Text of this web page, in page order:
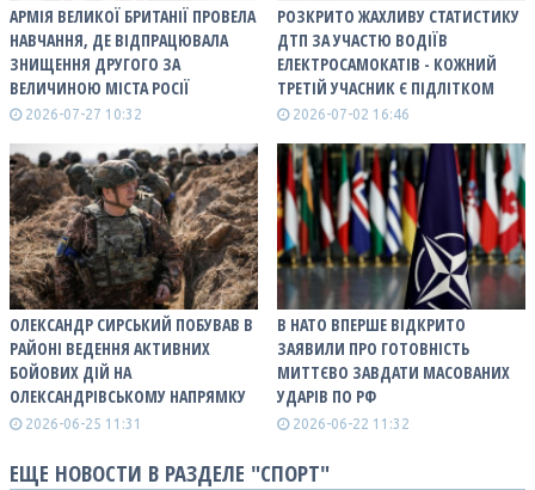
АРМІЯ ВЕЛИКОЇ БРИТАНІЇ ПРОВЕЛА
НАВЧАННЯ, ДЕ ВІДПРАЦЮВАЛА
ЗНИЩЕННЯ ДРУГОГО ЗА
ВЕЛИЧИНОЮ МІСТА РОСІЇ
2026-07-27 10:32
РОЗКРИТО ЖАХЛИВУ СТАТИСТИКУ
ДТП ЗА УЧАСТЮ ВОДІЇВ
ЕЛЕКТРОСАМОКАТІВ - КОЖНИЙ
ТРЕТІЙ УЧАСНИК Є ПІДЛІТКОМ
2026-07-02 16:46
ОЛЕКСАНДР СИРСЬКИЙ ПОБУВАВ В
РАЙОНІ ВЕДЕННЯ АКТИВНИХ
БОЙОВИХ ДІЙ НА
ОЛЕКСАНДРІВСЬКОМУ НАПРЯМКУ
2026-06-25 11:31
В НАТО ВПЕРШЕ ВІДКРИТО
ЗАЯВИЛИ ПРО ГОТОВНІСТЬ
МИТТЄВО ЗАВДАТИ МАСОВАНИХ
УДАРІВ ПО РФ
2026-06-22 11:32
ЕЩЕ НОВОСТИ В РАЗДЕЛЕ "СПОРТ"